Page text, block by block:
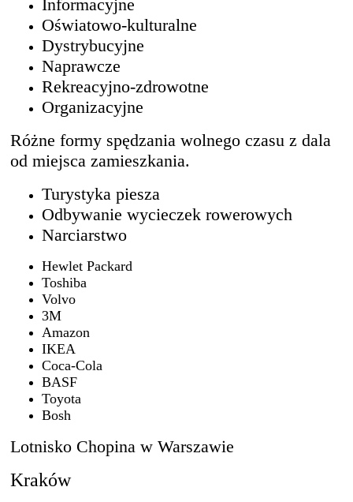
Informacyjne
Oświatowo-kulturalne
Dystrybucyjne
Naprawcze
Rekreacyjno-zdrowotne
Organizacyjne
Różne formy spędzania wolnego czasu z dala
od miejsca zamieszkania.
Turystyka piesza
Odbywanie wycieczek rowerowych
Narciarstwo
Hewlet Packard
Toshiba
Volvo
3M
Amazon
IKEA
Coca-Cola
BASF
Toyota
Bosh
Lotnisko Chopina w Warszawie
Kraków